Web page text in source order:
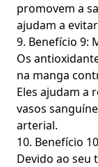
promovem a
ajudam a
9. Benefício 9:
Os
na manga
Eles ajudam a
vasos
arterial.
10. Benefício
Devido ao seu